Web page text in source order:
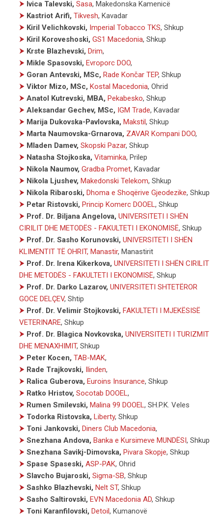
⮞ Ivica Talevski, Sasa, Makedonska Kamenicë
⮞ Kastriot Arifi, Tikvesh, Kavadar
⮞ Kiril Velichkovski, Imperial Tobacco TKS, Shkup
⮞ Kiril Koroveshoski, GS1 Macedonia, Shkup
⮞ Krste Blazhevski, Drim,
⮞ Mikle Spasovski, Evroporc DOO,
⮞ Goran Antevski, MSc, Rade Končar TEP, Shkup
⮞ Viktor Mizo, MSc, Kostal Macedonia, Ohrid
⮞ Anatol Kutrevski, MBA, Pekabesko, Shkup
⮞ Aleksandar Gechev, MSc, IGM Trade, Kavadar
⮞ Marija Dukovska-Pavlovska, Makstil, Shkup
⮞ Marta Naumovska-Grnarova, ZAVAR Kompani DOO,
⮞ Mladen Damev, Skopski Pazar, Shkup
⮞ Natasha Stojkoska, Vitaminka, Prilep
⮞ Nikola Naumov, Gradba Promet, Kavadar
⮞ Nikola Ljushev, Makedonski Telekom, Shkup
⮞ Nikola Ribaroski, Dhoma e Shoqërive Gjeodezike, Shkup
⮞ Petar Ristovski, Princip Komerc DOOEL, Shkup
⮞ Prof. Dr. Biljana Angelova, UNIVERSITETI I SHËN
CIRILIT DHE METODËS - FAKULTETI I EKONOMISË, Shkup
⮞ Prof. Dr. Sasho Korunovski, UNIVERSITETI I SHËN
KLIMENTIT TË OHRIT, Manastir, Manastirit
⮞ Prof. Dr. Irena Kikerkova, UNIVERSITETI I SHËN CIRILIT
DHE METODËS - FAKULTETI I EKONOMISË, Shkup
⮞ Prof. Dr. Darko Lazarov, UNIVERSITETI SHTETËROR
GOCE DELÇEV, Shtip
⮞ Prof. Dr. Velimir Stojkovski, FAKULTETI I MJEKËSISË
VETERINARE, Shkup
⮞ Prof. Dr. Blagica Novkovska, UNIVERSITETI I TURIZMIT
DHE MENAXHIMIT, Shkup
⮞ Peter Kocen, TAB-MAK,
⮞ Rade Trajkovski, Ilinden,
⮞ Ralica Guberova, Euroins Insurance, Shkup
⮞ Ratko Hristov, Socotab DOOEL,
⮞ Rumen Smilevski, Malina 99 DOOEL, SH.P.K. Veles
⮞ Todorka Ristovska, Liberty, Shkup
⮞ Toni Jankovski, Diners Club Macedonia,
⮞ Snezhana Andova, Banka e Kursimeve MUNDËSI, Shkup
⮞ Snezhana Savikj-Dimovska, Pivara Skopje, Shkup
⮞ Spase Spaseski, ASP-PAK, Ohrid
⮞ Slavcho Bujaroski, Sigma-SB, Shkup
⮞ Sashko Blazhevski, Nelt ST, Shkup
⮞ Sasho Saltirovski, EVN Macedonia AD, Shkup
⮞ Toni Karanfilovski, Detoil, Kumanovë